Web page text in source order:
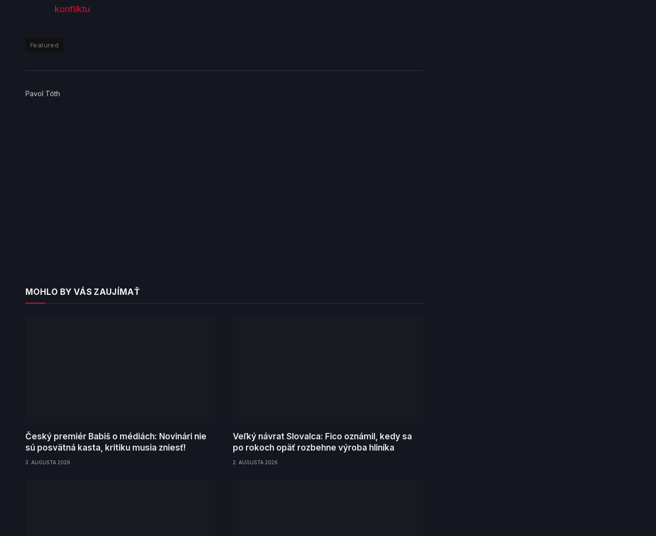
konfliktu
Featured
Pavol Tóth
MOHLO BY VÁS ZAUJÍMAŤ
Český premiér Babiš o médiách: Novinári nie
sú posvätná kasta, kritiku musia zniesť!
3. AUGUSTA 2026
Veľký návrat Slovalca: Fico oznámil, kedy sa
po rokoch opäť rozbehne výroba hliníka
2. AUGUSTA 2026